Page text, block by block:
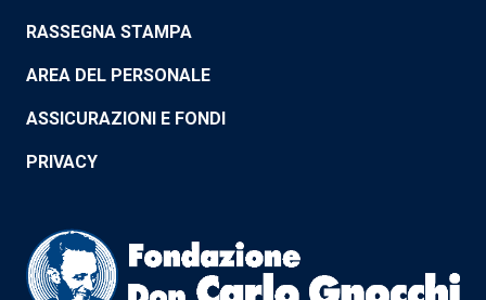
RASSEGNA STAMPA
AREA DEL PERSONALE
ASSICURAZIONI E FONDI
PRIVACY